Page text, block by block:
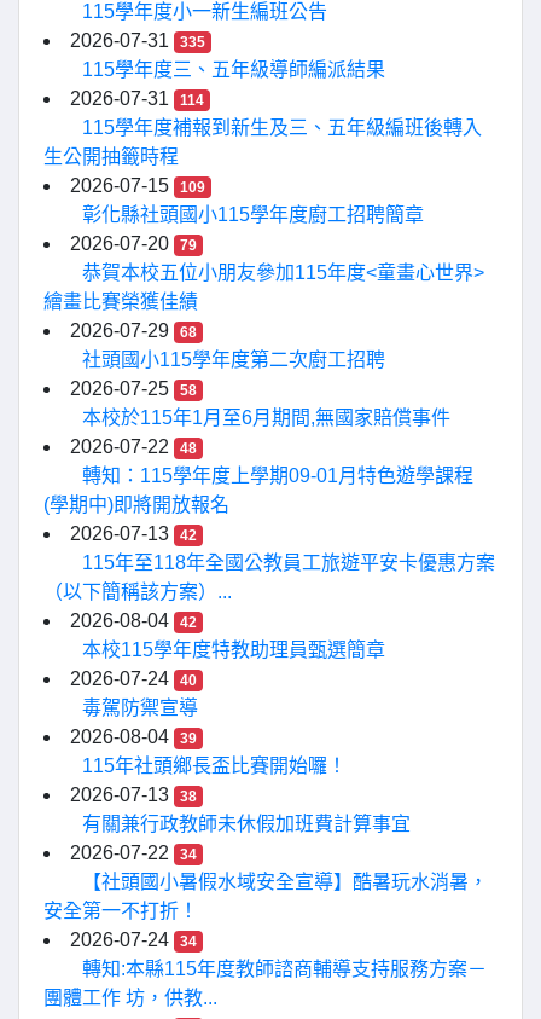
115學年度小一新生編班公告
2026-07-31
335
115學年度三、五年級導師編派結果
2026-07-31
114
115學年度補報到新生及三、五年級編班後轉入
生公開抽籤時程
2026-07-15
109
彰化縣社頭國小115學年度廚工招聘簡章
2026-07-20
79
恭賀本校五位小朋友參加115年度<童畫心世界>
繪畫比賽榮獲佳績
2026-07-29
68
社頭國小115學年度第二次廚工招聘
2026-07-25
58
本校於115年1月至6月期間,無國家賠償事件
2026-07-22
48
轉知：115學年度上學期09-01月特色遊學課程
(學期中)即將開放報名
2026-07-13
42
115年至118年全國公教員工旅遊平安卡優惠方案
（以下簡稱該方案）...
2026-08-04
42
本校115學年度特教助理員甄選簡章
2026-07-24
40
毒駕防禦宣導
2026-08-04
39
115年社頭鄉長盃比賽開始囉！
2026-07-13
38
有關兼行政教師未休假加班費計算事宜
2026-07-22
34
【社頭國小暑假水域安全宣導】酷暑玩水消暑，
安全第一不打折！
2026-07-24
34
轉知:本縣115年度教師諮商輔導支持服務方案－
團體工作 坊，供教...